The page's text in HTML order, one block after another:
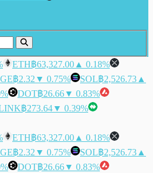
ETH฿63,327.00 ▲ 0.18%
฿2.32 ▼ 0.75% SOL฿2,526.73 ▲
DOT฿26.66▼ 0.83%
฿273.64▼ 0.39%
ETH฿63,327.00 ▲ 0.18%
฿2.32 ▼ 0.75% SOL฿2,526.73 ▲
DOT฿26.66▼ 0.83%